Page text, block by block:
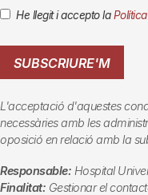
He llegit i accepto la
SUBSCRIURE'M
L'acceptació d'aquestes
necessàries amb les
oposició en relació amb la
Responsable: Hospital
Finalitat: Gestionar el